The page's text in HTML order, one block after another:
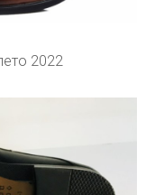
2022